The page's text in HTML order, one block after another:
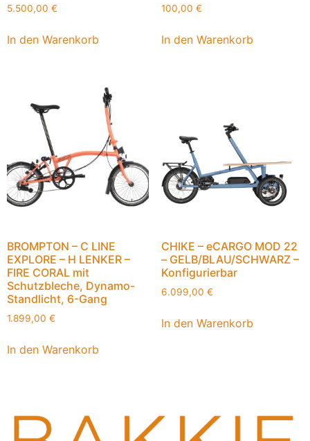
5.500,00 €
In den Warenkorb
100,00 €
In den Warenkorb
BROMPTON – C LINE
EXPLORE – H LENKER –
FIRE CORAL mit
Schutzbleche, Dynamo-
Standlicht, 6-Gang
1.899,00 €
In den Warenkorb
CHIKE – eCARGO MOD 22
– GELB/BLAU/SCHWARZ –
Konfigurierbar
6.099,00 €
In den Warenkorb